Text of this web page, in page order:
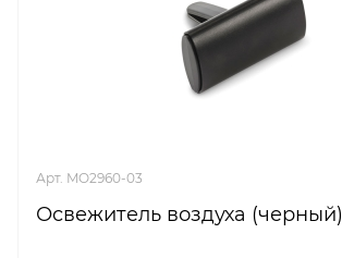
Арт. MO2960-03
Освежитель воздуха (черный)